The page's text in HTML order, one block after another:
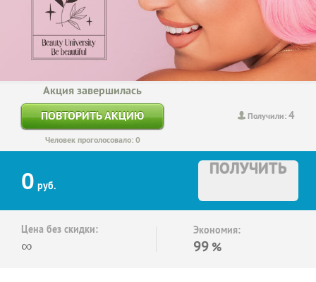
Получили:4
Акция завершилась
ПОВТОРИТЬ АКЦИЮ
Человек проголосовало: 0
0 руб.
ПОЛУЧИТЬ
Цена без скидки:
∞
Экономия:
99 %